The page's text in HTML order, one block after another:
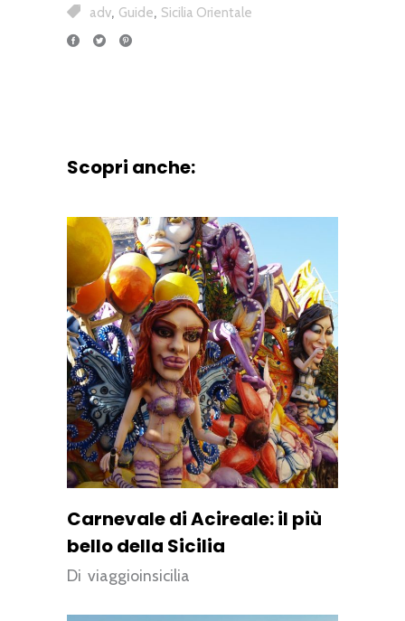
adv, Guide, Sicilia Orientale
Scopri anche:
Carnevale di Acireale: il più
bello della Sicilia
Di viaggioinsicilia